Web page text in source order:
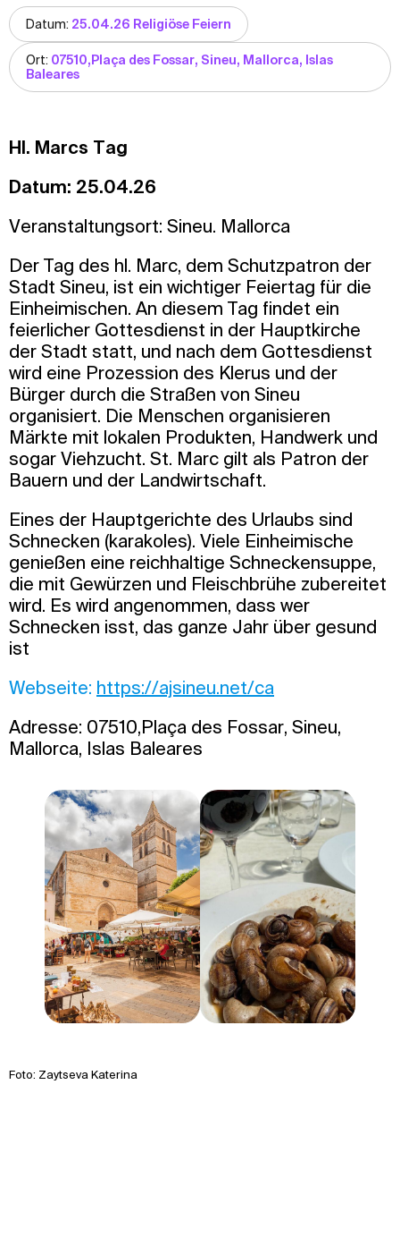
Datum: 25.04.26 Religiöse Feiern
Ort: 07510,Plaça des Fossar, Sineu, Mallorca, Islas
Baleares
Hl. Marcs Tag
Datum: 25.04.26
Veranstaltungsort: Sineu. Mallorca
Der Tag des hl. Marc, dem Schutzpatron der
Stadt Sineu, ist ein wichtiger Feiertag für die
Einheimischen. An diesem Tag findet ein
feierlicher Gottesdienst in der Hauptkirche
der Stadt statt, und nach dem Gottesdienst
wird eine Prozession des Klerus und der
Bürger durch die Straßen von Sineu
organisiert. Die Menschen organisieren
Märkte mit lokalen Produkten, Handwerk und
sogar Viehzucht. St. Marc gilt als Patron der
Bauern und der Landwirtschaft.
Eines der Hauptgerichte des Urlaubs sind
Schnecken (karakoles). Viele Einheimische
genießen eine reichhaltige Schneckensuppe,
die mit Gewürzen und Fleischbrühe zubereitet
wird. Es wird angenommen, dass wer
Schnecken isst, das ganze Jahr über gesund
ist
Webseite: https://ajsineu.net/ca
Adresse: 07510,Plaça des Fossar, Sineu,
Mallorca, Islas Baleares
Foto: Zaytseva Katerina